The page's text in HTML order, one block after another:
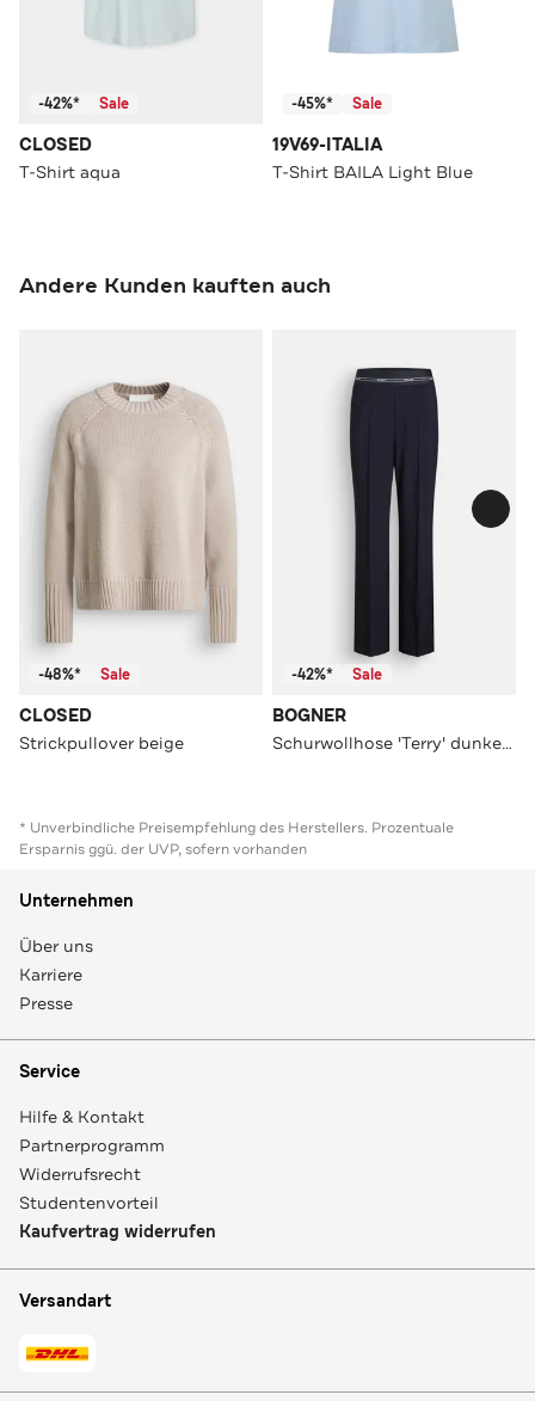
-42%* Sale
CLOSED
T-Shirt aqua
-45%* Sale
19V69-ITALIA
T-Shirt BAILA Light Blue
Andere Kunden kauften auch
-48%* Sale
CLOSED
Strickpullover beige
-42%* Sale
BOGNER
Schurwollhose 'Terry' dunkelblau
* Unverbindliche Preisempfehlung des Herstellers. Prozentuale
Ersparnis ggü. der UVP, sofern vorhanden
Unternehmen
Über uns
Karriere
Presse
Service
Hilfe & Kontakt
Partnerprogramm
Widerrufsrecht
Studentenvorteil
Kaufvertrag widerrufen
Versandart